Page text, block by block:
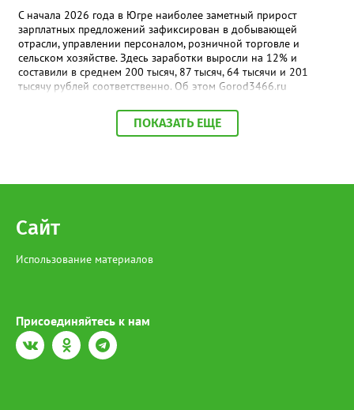
С начала 2026 года в Югре наиболее заметный прирост
зарплатных предложений зафиксирован в добывающей
отрасли, управлении персоналом, розничной торговле и
сельском хозяйстве. Здесь заработки выросли на 12% и
составили в среднем 200 тысяч, 87 тысяч, 64 тысячи и 201
тысячу рублей соответственно. Об этом Gorod3466.ru
также туризм, гостиничный и ресторанный бизнес (+11%, до
68,4 тыс. рублей), производство и сервисное обслуживание
Отдельный тренд — рост оплаты на подработке: за год
175 тыс. рублей (+5% к прошлому году).
ПОКАЗАТЬ ЕЩЕ
Сайт
Использование материалов
Присоединяйтесь к нам